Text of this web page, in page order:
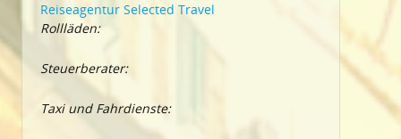
Reiseagentur Selected Travel
Rollläden:
Steuerberater:
Taxi und Fahrdienste: